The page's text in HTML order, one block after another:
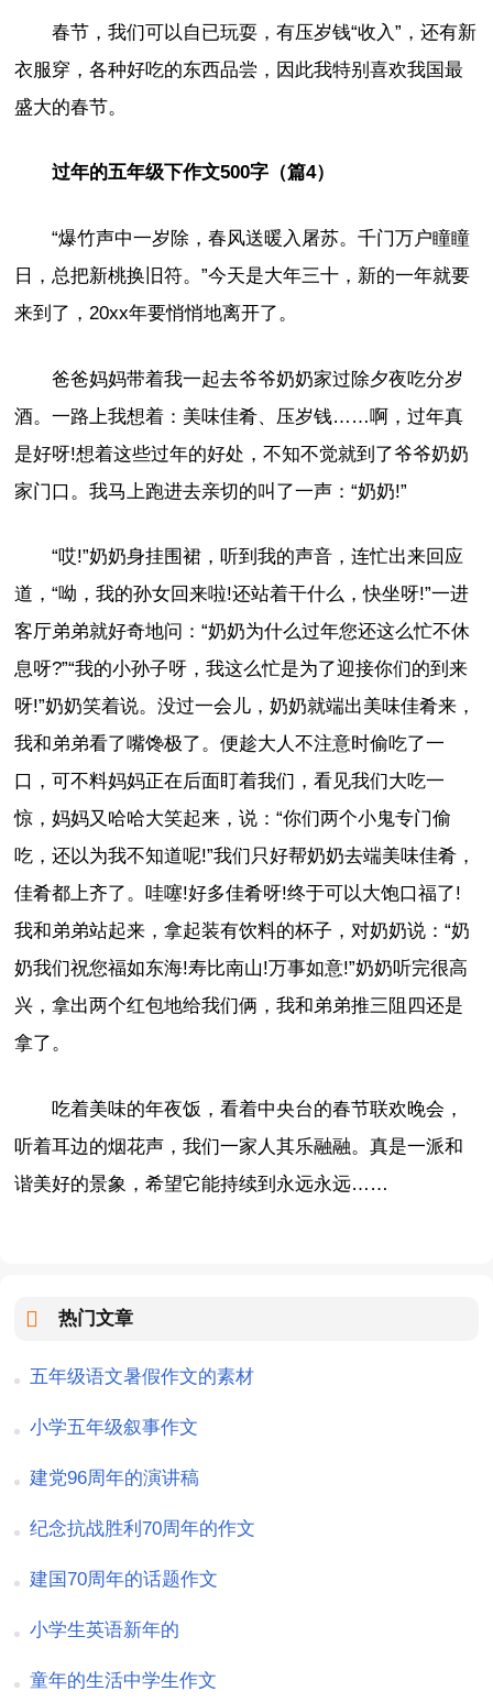
春节，我们可以自已玩耍，有压岁钱“收入”，还有新
衣服穿，各种好吃的东西品尝，因此我特别喜欢我国最
盛大的春节。
过年的五年级下作文500字（篇4）
“爆竹声中一岁除，春风送暖入屠苏。千门万户瞳瞳
日，总把新桃换旧符。”今天是大年三十，新的一年就要
来到了，20xx年要悄悄地离开了。
爸爸妈妈带着我一起去爷爷奶奶家过除夕夜吃分岁
酒。一路上我想着：美味佳肴、压岁钱……啊，过年真
是好呀!想着这些过年的好处，不知不觉就到了爷爷奶奶
家门口。我马上跑进去亲切的叫了一声：“奶奶!”
“哎!”奶奶身挂围裙，听到我的声音，连忙出来回应
道，“呦，我的孙女回来啦!还站着干什么，快坐呀!”一进
客厅弟弟就好奇地问：“奶奶为什么过年您还这么忙不休
息呀?”“我的小孙子呀，我这么忙是为了迎接你们的到来
呀!”奶奶笑着说。没过一会儿，奶奶就端出美味佳肴来，
我和弟弟看了嘴馋极了。便趁大人不注意时偷吃了一
口，可不料妈妈正在后面盯着我们，看见我们大吃一
惊，妈妈又哈哈大笑起来，说：“你们两个小鬼专门偷
吃，还以为我不知道呢!”我们只好帮奶奶去端美味佳肴，
佳肴都上齐了。哇噻!好多佳肴呀!终于可以大饱口福了!
我和弟弟站起来，拿起装有饮料的杯子，对奶奶说：“奶
奶我们祝您福如东海!寿比南山!万事如意!”奶奶听完很高
兴，拿出两个红包地给我们俩，我和弟弟推三阻四还是
拿了。
吃着美味的年夜饭，看着中央台的春节联欢晚会，
听着耳边的烟花声，我们一家人其乐融融。真是一派和
谐美好的景象，希望它能持续到永远永远……
热门文章
五年级语文暑假作文的素材
小学五年级叙事作文
建党96周年的演讲稿
纪念抗战胜利70周年的作文
建国70周年的话题作文
小学生英语新年的
童年的生活中学生作文